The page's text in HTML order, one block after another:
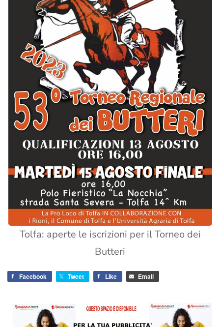
Tolfa: aperte le iscrizioni per il Torneo dei
Butteri
Facebook Tweet Like Email